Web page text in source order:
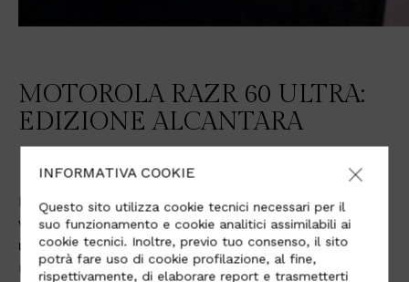
MOTOROLA RAZR 60 ULTRA:
EDIZIONE ALCANTARA
In una sofisticata tonalità di verde scuro, questa
versione porta unanuova dimensione di
raffinatezza, funzionalità e appeal sensoriale
mondo degli smartphone.
INFORMATIVA COOKIE
Questo sito utilizza cookie tecnici necessari per il
suo funzionamento e cookie analitici assimilabili ai
cookie tecnici. Inoltre, previo tuo consenso, il sito
potrà fare uso di cookie profilazione, al fine,
rispettivamente, di elaborare report e trasmetterti